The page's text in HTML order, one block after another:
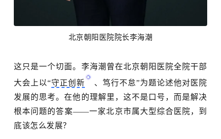
北京朝阳医院院长李海潮
这只是一个切面。李海潮曾在北京朝阳医院全院干部
大会上以“守正创新
、笃行不怠”为题论述他对医院
发展的思考。在他的理解里，这不是口号，而是解决
根本问题的答案——一家北京市属大型综合医院，到
底该怎么发展？